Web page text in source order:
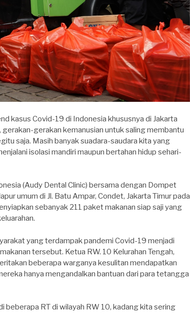
kasus Covid-19 di Indonesia khususnya di Jakarta
gerakan-gerakan kemanusian untuk saling membantu
saja. Masih banyak suadara-saudara kita yang
isolasi mandiri maupun bertahan hidup sehari-
(Audy Dental Clinic) bersama dengan Dompet
umum di Jl. Batu Ampar, Condet, Jakarta Timur pada
sebanyak 211 paket makanan siap saji yang
yang terdampak pandemi Covid-19 menjadi
tersebut. Ketua RW. 10 Kelurahan Tengah,
beberapa warganya kesulitan mendapatkan
hanya mengandalkan bantuan dari para tetangga
beberapa RT di wilayah RW 10, kadang kita sering